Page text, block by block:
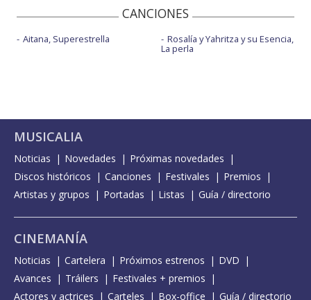
CANCIONES
Aitana, Superestrella Rosalía y Yahritza y su Esencia,
La perla
MUSICALIA
Noticias Novedades
Próximas novedades
Discos históricos
Canciones Festivales
Premios
Artistas y grupos
Portadas Listas Guía / directorio
CINEMANÍA
Noticias Cartelera Próximos estrenos
DVD
Avances
Tráilers
Festivales + premios
Actores y actrices
Carteles Box-office Guía / directorio